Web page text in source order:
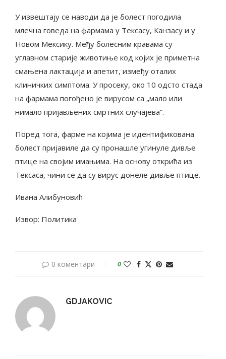
У извештају се наводи да је болест погодила
млечна говеда на фармама у Тексасу, Канзасу и у
Новом Мексику. Међу болесним кравама су
углавном старије животиње код којих је приметна
смањена лактација и апетит, између оталих
клиничких симптома. У просеку, око 10 одсто стада
на фармама погођено је вирусом са „мало или
нимало пријављених смртних случајева”.
Поред тога, фарме на којима је идентификована
болест пријавиле да су пронашле угинуле дивље
птице на својим имањима. На основу открића из
Тексаса, чини се да су вирус донеле дивље птице.
Ивана Алибуновић
Извор: Политика
0 коментари 0
GDJAKOVIC